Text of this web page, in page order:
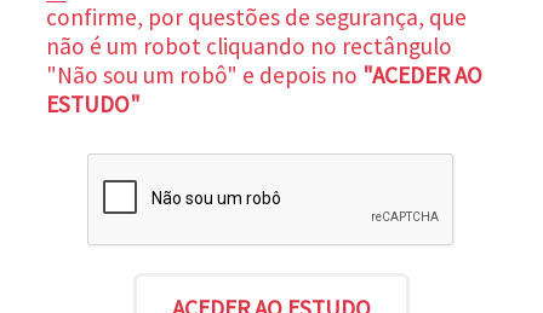
confirme, por questões de segurança, que
não é um robot cliquando no rectângulo
"Não sou um robô" e depois no "ACEDER AO
ESTUDO"